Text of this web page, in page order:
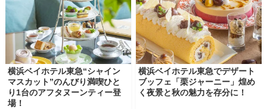
鎌倉 関内・馬車道
横浜ベイホテル東急“シャイン
マスカット”のんびり満喫ひと
り1台のアフタヌーンティー登
場！
横浜ベイホテル東急でデザート
ブッフェ「栗ジャーニー」煌め
く夜景と秋の魅力を存分に！